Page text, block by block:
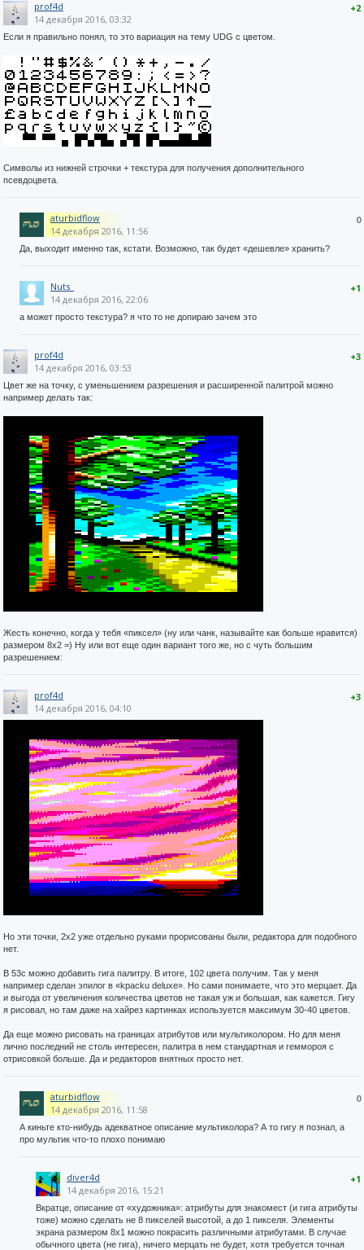
+2
prof4d
14 декабря 2016, 03:32
Если я правильно понял, то это вариация на тему UDG с цветом.
Символы из нижней строчки + текстура для получения дополнительного
псевдоцвета.
0
aturbidflow
14 декабря 2016, 11:56
Да, выходит именно так, кстати. Возможно, так будет «дешевле» хранить?
+1
Nuts_
14 декабря 2016, 22:06
а может просто текстура? я что то не допираю зачем это
+3
prof4d
14 декабря 2016, 03:53
Цвет же на точку, с уменьшением разрешения и расширенной палитрой можно
например делать так:
Жесть конечно, когда у тебя «пиксел» (ну или чанк, называйте как больше нравится)
размером 8x2 =) Ну или вот еще один вариант того же, но с чуть большим
разрешением:
+3
prof4d
14 декабря 2016, 04:10
Но эти точки, 2x2 уже отдельно руками прорисованы были, редактора для подобного
нет.
В 53c можно добавить гига палитру. В итоге, 102 цвета получим. Так у меня
например сделан эпилог в «kpacku deluxe». Но сами понимаете, что это мерцает. Да
и выгода от увеличения количества цветов не такая уж и большая, как кажется. Гигу
я рисовал, но там даже на хайрез картинках используется максимум 30-40 цветов.
Да еще можно рисовать на границах атрибутов или мультиколором. Но для меня
лично последний не столь интересен, палитра в нем стандартная и геммороя с
отрисовкой больше. Да и редакторов внятных просто нет.
0
aturbidflow
14 декабря 2016, 11:58
А киньте кто-нибудь адекватное описание мультиколора? А то гигу я познал, а
про мультик что-то плохо понимаю
+1
diver4d
14 декабря 2016, 15:21
Вкратце, описание от «художника»: атрибуты для знакомест (и гига атрибуты
тоже) можно сделать не 8 пикселей высотой, а до 1 пикселя. Элементы
экрана размером 8x1 можно покрасить различными атрибутами. В случае
обычного цвета (не гига), ничего мерцать не будет, хотя требуется точная